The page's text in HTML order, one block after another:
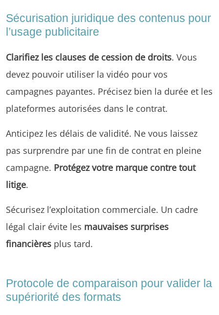
Sécurisation juridique des contenus pour
l’usage publicitaire
Clarifiez les clauses de cession de droits. Vous
devez pouvoir utiliser la vidéo pour vos
campagnes payantes. Précisez bien la durée et les
plateformes autorisées dans le contrat.
Anticipez les délais de validité. Ne vous laissez
pas surprendre par une fin de contrat en pleine
campagne. Protégez votre marque contre tout
litige.
Sécurisez l’exploitation commerciale. Un cadre
légal clair évite les mauvaises surprises
financières plus tard.
Protocole de comparaison pour valider la
supériorité des formats